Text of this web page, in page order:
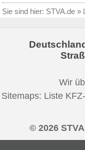
Sie sind hier: STVA.de »
Wir
Sitemaps: Liste
© 2026